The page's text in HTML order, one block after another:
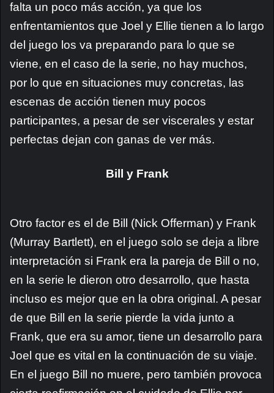
falta un poco más acción, ya que los
enfrentamientos que Joel y Ellie tienen a lo largo
del juego los va preparando para lo que se
viene, en el caso de la serie, no hay muchos,
por lo que en situaciones muy concretas, las
escenas de acción tienen muy pocos
participantes, a pesar de ser viscerales y estar
perfectas dejan con ganas de ver más.
Bill y Frank
Otro factor es el de Bill (Nick Offerman) y Frank
(Murray Bartlett), en el juego solo se deja a libre
interpretación si Frank era la pareja de Bill o no,
en la serie le dieron otro desarrollo, que hasta
incluso es mejor que en la obra original. A pesar
de que Bill en la serie pierde la vida junto a
Frank, que era su amor, tiene un desarrollo para
Joel que es vital en la continuación de su viaje.
En el juego Bill no muere, pero también provoca